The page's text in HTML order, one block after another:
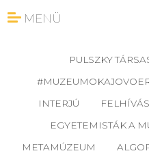
MENÜ
PULSZKY
INTERJÚ
FELHÍVÁS
EGYETEMISTÁK A
METAMÚZEUM